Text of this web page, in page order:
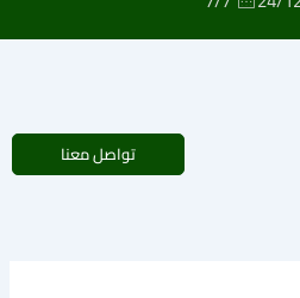
تواصل معنا